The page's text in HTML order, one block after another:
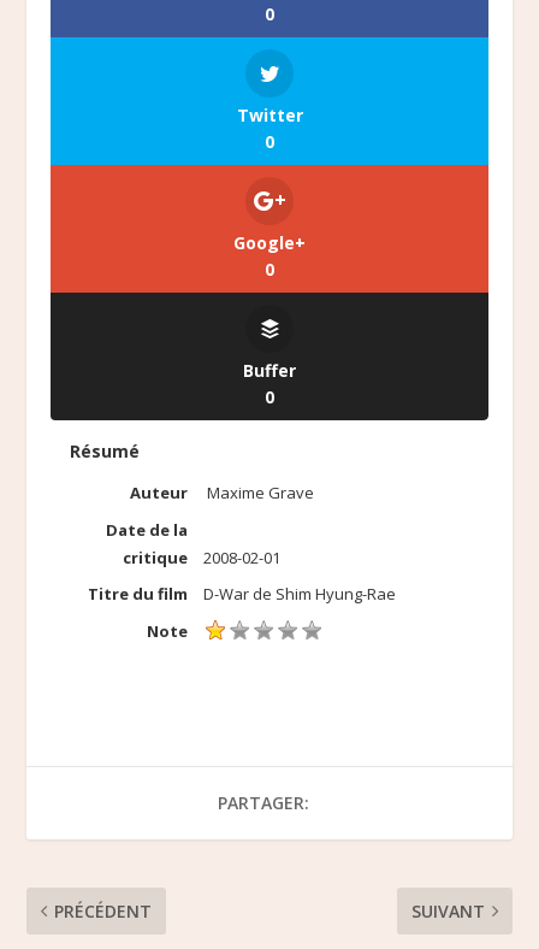
0
Twitter
0
Google+
0
Buffer
0
Résumé
Auteur
Maxime Grave
Date de la
critique
2008-02-01
Titre du film
D-War de Shim Hyung-Rae
Note
PARTAGER:
PRÉCÉDENT SUIVANT